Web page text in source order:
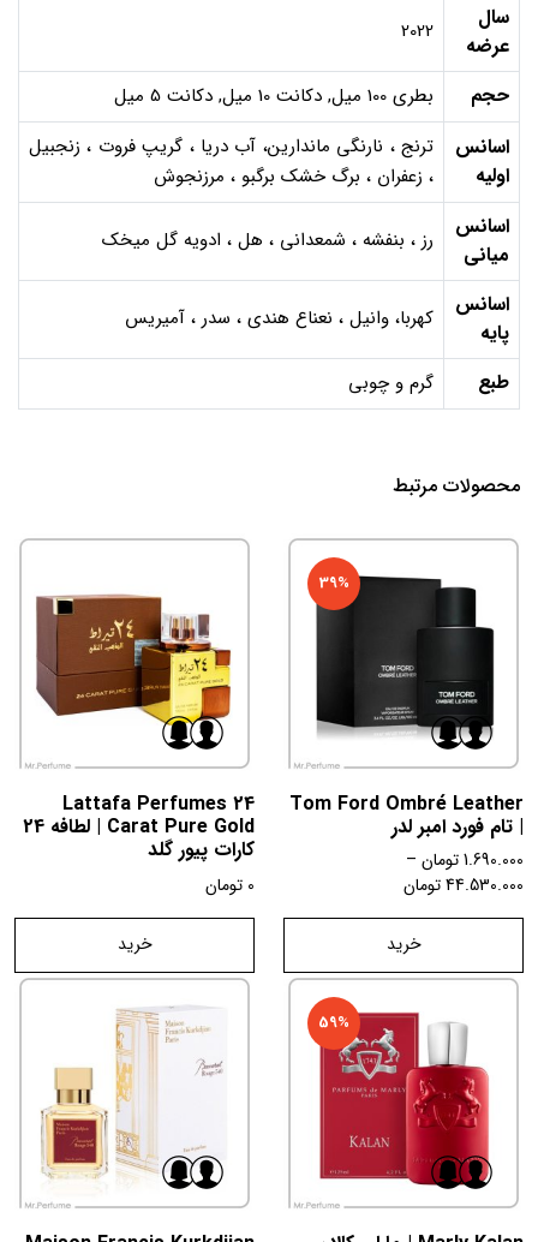
سال
عرضه
2022
حجم بطری 100 میل, دکانت 10 میل, دکانت 5 میل
اسانس
اولیه
ترنج ، نارنگی ماندارین، آب دریا ، گریپ فروت ، زنجبیل
، زعفران ، برگ خشک برگبو ، مرزنجوش
اسانس
میانی
رز ، بنفشه ، شمعدانی ، هل ، ادویه گل میخک
اسانس
پایه
کهربا، وانیل ، نعناع هندی ، سدر ، آمیریس
طبع گرم و چوبی
محصولات مرتبط
39%
Tom Ford Ombré Leather
| تام فورد امبر لدر
1.690.000تومان –
44.530.000تومان
خرید
Lattafa Perfumes 24
Carat Pure Gold | لطافه 24
کارات پیور گلد
0 تومان
خرید
59%